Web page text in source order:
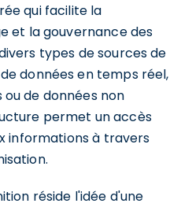
qui facilite la
et la gouvernance des
types de sources de
données en temps réel,
de données non
permet un accès
informations à travers
réside l'idée d'une